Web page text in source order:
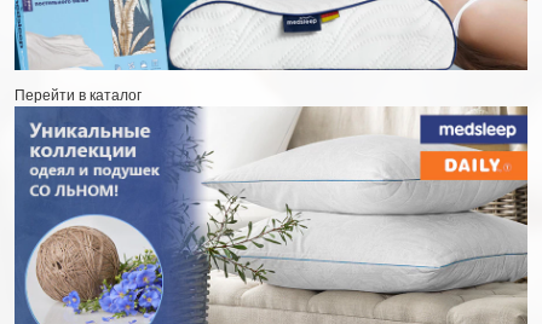
Перейти в каталог